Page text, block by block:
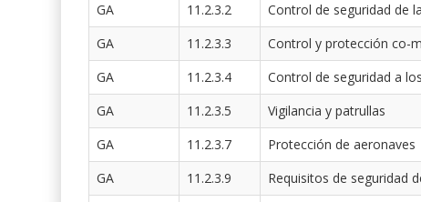
GA
11.2.3.2
Control de seguridad de
GA
11.2.3.3
Control y protección co-
GA
11.2.3.4
Control de seguridad a
GA
11.2.3.5
Vigilancia y patrullas
GA
11.2.3.7
Protección de aeronaves
GA
11.2.3.9
Requisitos de seguridad